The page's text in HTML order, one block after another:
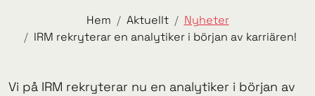
Hem Aktuellt
Nyheter
IRM rekryterar en analytiker i början av karriären!
Vi på IRM rekryterar nu en analytiker i början av